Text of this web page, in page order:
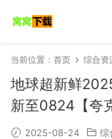
当前位置： 首页 综合资
地球超新鲜
新至0824【夸
2025-08-24 综